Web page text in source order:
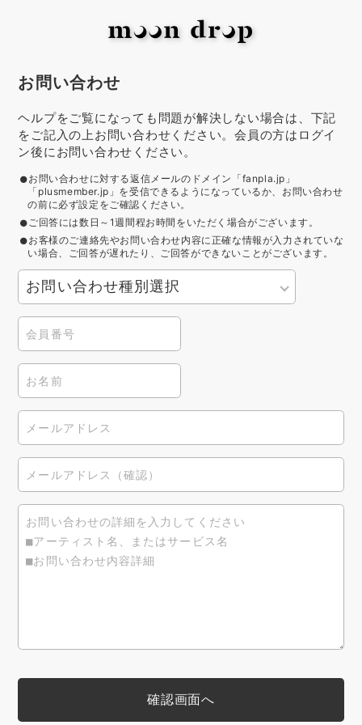
お問い合わせ
ヘルプをご覧になっても問題が解決しない場合は、下記
をご記入の上お問い合わせください。会員の方はログイ
ン後にお問い合わせください。
お問い合わせに対する返信メールのドメイン「fanpla.jp」
「plusmember.jp」を受信できるようになっているか、お問い合わせ
の前に必ず設定をご確認ください。
ご回答には数日～1週間程お時間をいただく場合がございます。
お客様のご連絡先やお問い合わせ内容に正確な情報が入力されていな
い場合、ご回答が遅れたり、ご回答ができないことがございます。